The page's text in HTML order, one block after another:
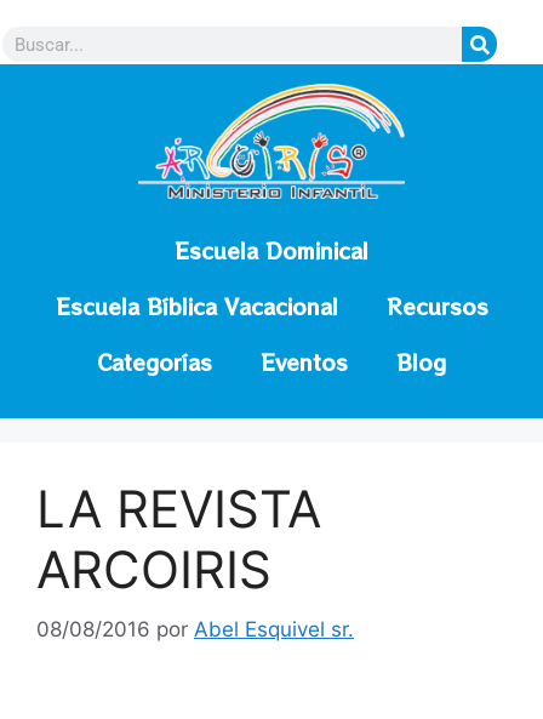
Escuela Dominical
Escuela Bíblica Vacacional
Recursos
Categorías
Eventos Blog
LA REVISTA
ARCOIRIS
08/08/2016 por Abel Esquivel sr.